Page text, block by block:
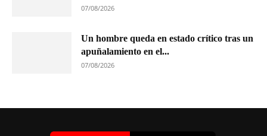
07/08/2026
Un hombre queda en estado crítico tras un
apuñalamiento en el...
07/08/2026